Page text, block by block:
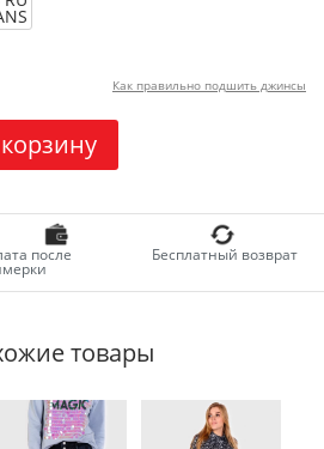
Как правильно подшить джинсы
после Бесплатный возврат
товары